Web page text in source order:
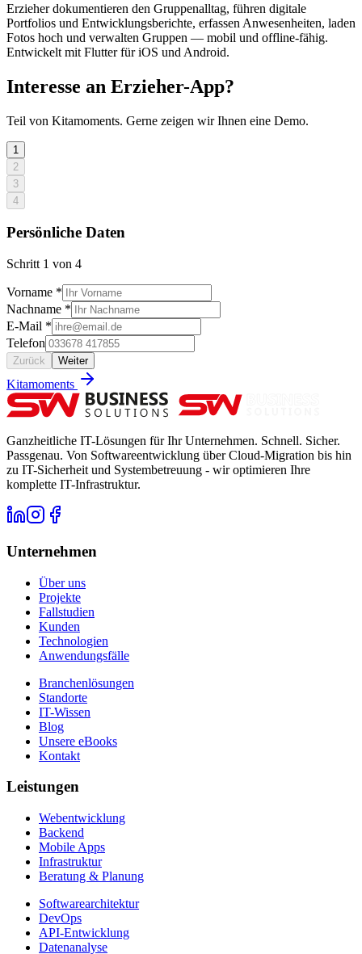
Erzieher dokumentieren den Gruppenalltag, führen digitale
Portfolios und Entwicklungsberichte, erfassen Anwesenheiten, laden
Fotos hoch und verwalten Gruppen — mobil und offline-fähig.
Entwickelt mit Flutter für iOS und Android.
Interesse an Erzieher-App?
Teil von Kitamoments. Gerne zeigen wir Ihnen eine Demo.
1
2
3
4
Persönliche Daten
Schritt 1 von 4
Vorname *
Nachname *
E-Mail *
Telefon
Zurück Weiter
Kitamoments
Ganzheitliche IT-Lösungen für Ihr Unternehmen. Schnell. Sicher.
Passgenau. Von Softwareentwicklung über Cloud-Migration bis hin
zu IT-Sicherheit und Systembetreuung - wir optimieren Ihre
komplette IT-Infrastruktur.
Unternehmen
Über uns
Projekte
Fallstudien
Kunden
Technologien
Anwendungsfälle
Branchenlösungen
Standorte
IT-Wissen
Blog
Unsere eBooks
Kontakt
Leistungen
Webentwicklung
Backend
Mobile Apps
Infrastruktur
Beratung & Planung
Softwarearchitektur
DevOps
API-Entwicklung
Datenanalyse